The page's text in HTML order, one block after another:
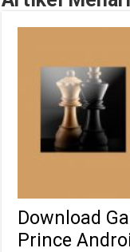
Download
Prince